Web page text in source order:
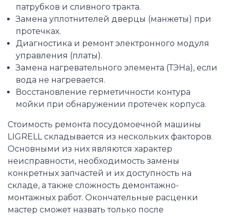
патрубков и сливного тракта.
Замена уплотнителей дверцы (манжеты) при
протечках.
Диагностика и ремонт электронного модуля
управления (платы).
Замена нагревательного элемента (ТЭНа), если
вода не нагревается.
Восстановление герметичности контура
мойки при обнаружении протечек корпуса.
Стоимость ремонта посудомоечной машины
LIGRELL складывается из нескольких факторов.
Основными из них являются характер
неисправности, необходимость замены
конкретных запчастей и их доступность на
складе, а также сложность демонтажно-
монтажных работ. Окончательные расценки
мастер сможет назвать только после